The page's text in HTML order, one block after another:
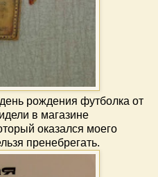
рождения футболка от
в магазине
оказался моего
пренебрегать.